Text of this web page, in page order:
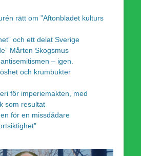
rätt om ”Aftonbladet kulturs
och ett delat Sverige
Mårten Skogsmus
– igen.
och krumbukter
för imperiemakten, med
som resultat
för en missdådare